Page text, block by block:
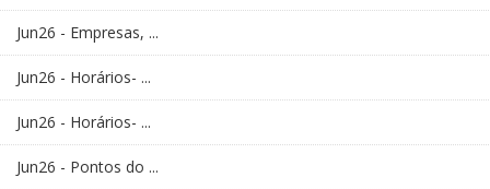
Jun26 - Empresas, ...
Jun26 - Horários- ...
Jun26 - Horários- ...
Jun26 - Pontos do ...